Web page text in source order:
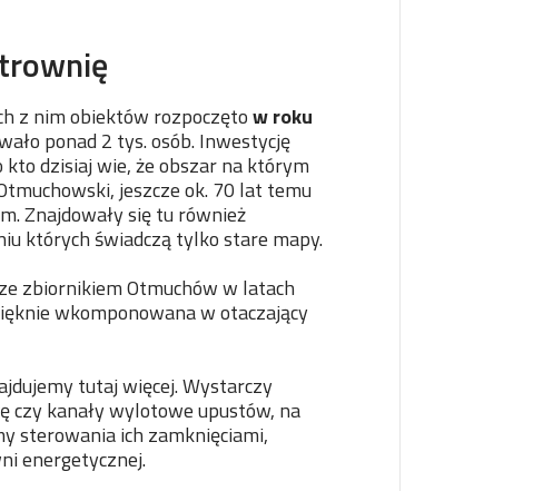
z nim obiektów rozpoczętow roku
ponad 2 tys. osób. Inwestycję
kto dzisiaj wie, że obszar na którym
jeszcze ok. 70 lat temu
Znajdowały się tu również
których świadczą tylko stare mapy.
zbiornikiem Otmuchów w latach
wkomponowana w otaczający
tutaj więcej. Wystarczy
czy kanały wylotowe upustów, na
sterowania ich zamknięciami,
energetycznej.